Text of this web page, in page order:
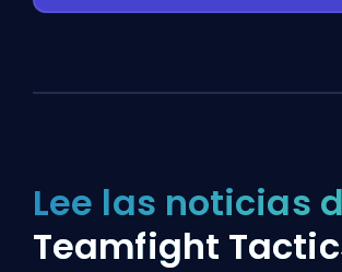
Lee las noticias
Teamfight